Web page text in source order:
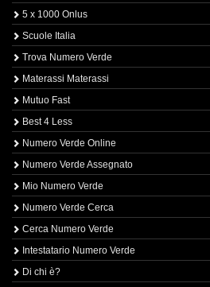
5 x 1000 Onlus
Scuole Italia
Trova Numero Verde
Materassi Materassi
Mutuo Fast
Best 4 Less
Numero Verde Online
Numero Verde Assegnato
Mio Numero Verde
Numero Verde Cerca
Cerca Numero Verde
Intestatario Numero Verde
Di chi è?